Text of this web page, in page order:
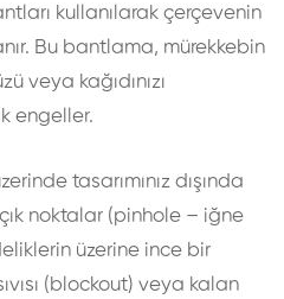
kullanılarak çerçevenin
Bu bantlama, mürekkebin
veya kağıdınızı
engeller.
tasarımınız dışında
noktalar (pinhole – iğne
üzerine ince bir
(blockout) veya kalan